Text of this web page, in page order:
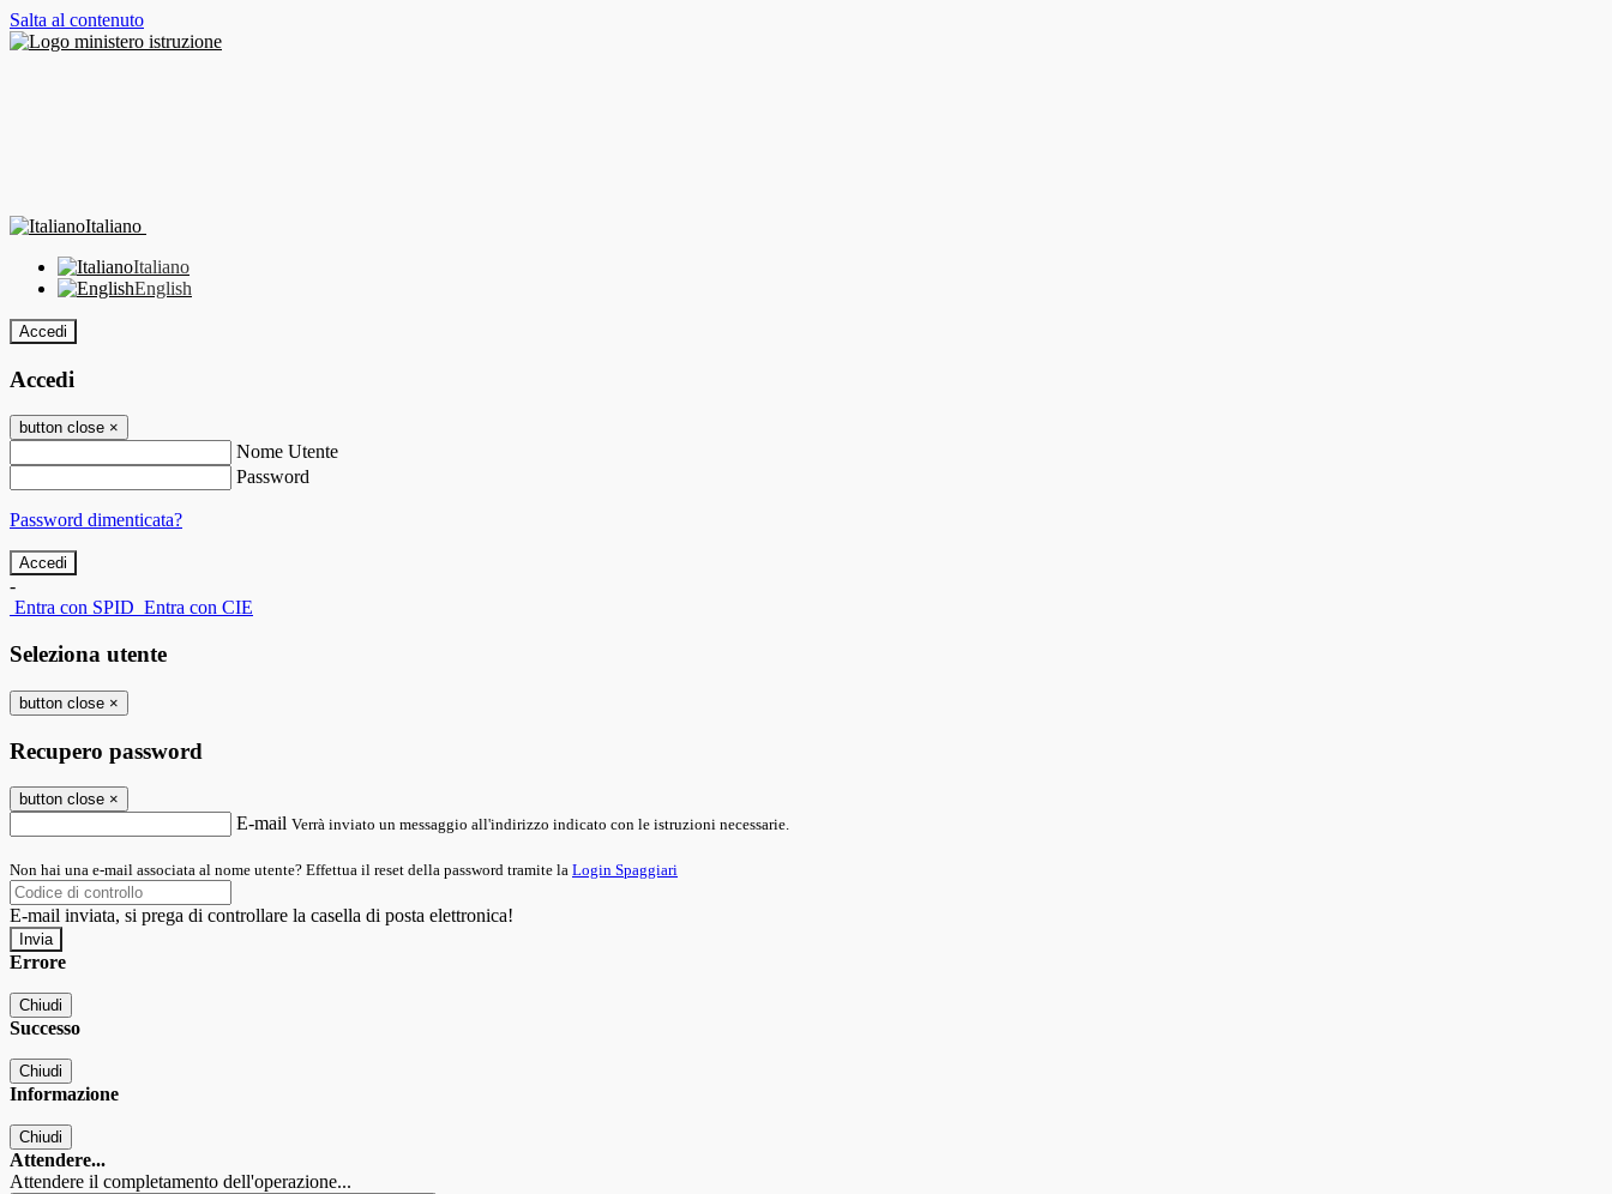
Salta al contenuto
Italiano
Italiano
English
Accedi
Accedi
button close ×
Nome Utente
Password
Password dimenticata?
-
Entra con SPID Entra con CIE
Seleziona utente
button close ×
Recupero password
button close ×
E-mail Verrà inviato un messaggio all'indirizzo indicato con le istruzioni necessarie.
Non hai una e-mail associata al nome utente? Effettua il reset della password tramite la Login Spaggiari
E-mail inviata, si prega di controllare la casella di posta elettronica!
Errore
Chiudi
Successo
Chiudi
Informazione
Chiudi
Attendere...
Attendere il completamento dell'operazione...